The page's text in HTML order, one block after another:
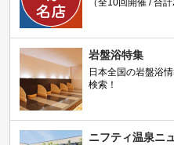
（全10回開催 / 合計
岩盤浴特集
日本全国の岩盤浴
検索！
ニフティ温泉ニ